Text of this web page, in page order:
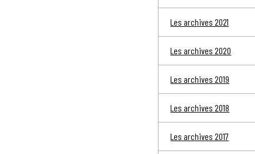
Les archives 2021
Les archives 2020
Les archives 2019
Les archives 2018
Les archives 2017